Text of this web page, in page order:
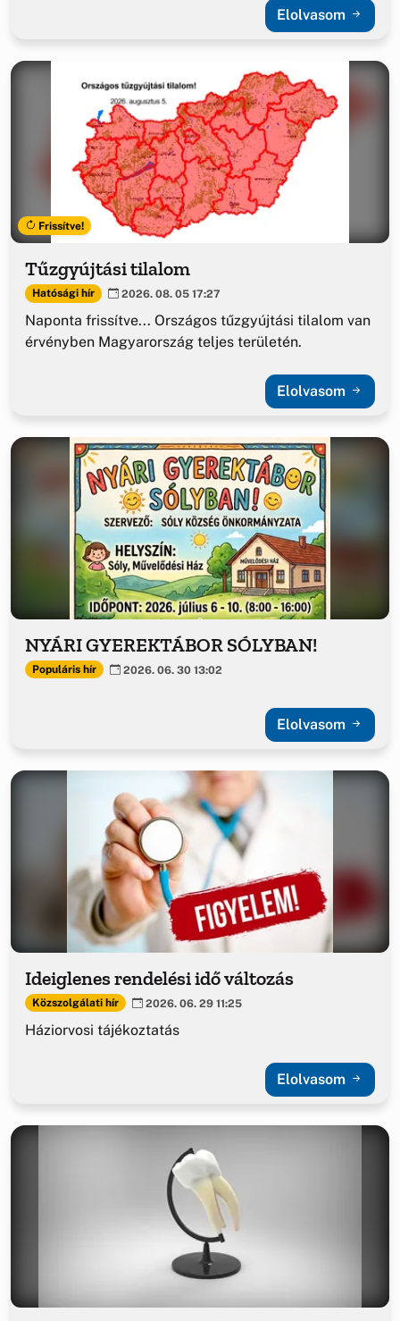
Elolvasom
Frissítve!
Tűzgyújtási tilalom
Hatósági hír 2026. 08. 05 17:27
Naponta frissítve... Országos tűzgyújtási tilalom van
érvényben Magyarország teljes területén.
Elolvasom
NYÁRI GYEREKTÁBOR SÓLYBAN!
Populáris hír 2026. 06. 30 13:02
Elolvasom
Ideiglenes rendelési idő változás
Közszolgálati hír 2026. 06. 29 11:25
Háziorvosi tájékoztatás
Elolvasom